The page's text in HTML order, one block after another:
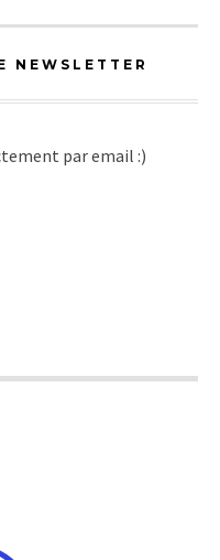
NEWSLETTER
par email :)